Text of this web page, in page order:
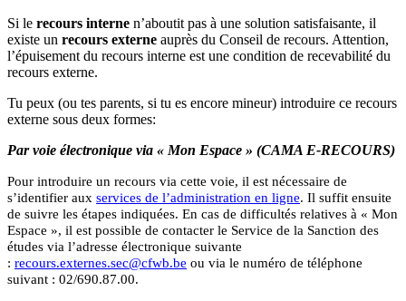
Si le recours interne n’aboutit pas à une solution satisfaisante, il
existe un recours externe auprès du Conseil de recours. Attention,
l’épuisement du recours interne est une condition de recevabilité du
recours externe.
Tu peux (ou tes parents, si tu es encore mineur) introduire ce recours
externe sous deux formes:
Par voie électronique via « Mon Espace » (CAMA E-RECOURS)
Pour introduire un recours via cette voie, il est nécessaire de
s’identifier aux services de l’administration en ligne. Il suffit ensuite
de suivre les étapes indiquées. En cas de difficultés relatives à « Mon
Espace », il est possible de contacter le Service de la Sanction des
études via l’adresse électronique suivante
: recours.externes.sec@cfwb.be ou via le numéro de téléphone
suivant : 02/690.87.00.